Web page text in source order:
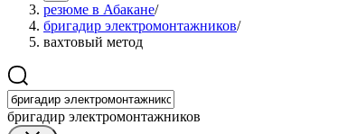
резюме в Абакане/
бригадир электромонтажников/
вахтовый метод
бригадир электромонтажников